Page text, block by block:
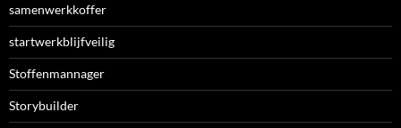
samenwerkkoffer
startwerkblijfveilig
Stoffenmannager
Storybuilder